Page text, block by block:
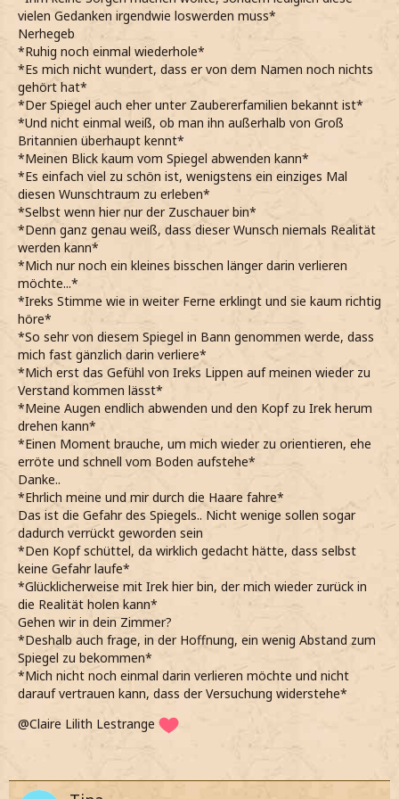
*wirklich Probleme habe, den Namen des Spiegels
auszusprechen, weshalb meinen Kopf schütteln und Qiinn
bei seinen Worten interessiert anblicke*
Das sagt mir nichts…
*ehrlich zugebe und zu meinem Freund schaue, der nun
selbst vor den Spiegel tritt und hineinschaut*
*spüre, wie mich ein wohlig, warmer Schauer durchfährt,
als er meint, dass es unseren tiefsten Wunsch
widerspiegelt und im selben Moment auch spüre, dass mir
eigentlich nichts anderes wünsche, auch wenn dafür meine
Familie hinter mir lassen müsste*
*aber andererseits nicht mich selbst verleugnen und zu
dem stehen will, was mich ausmacht und was ich bin*
U-Und? Was siehst du, Quinn?
*leise vor mich hinflüstere und Quinn neugierig ansehe*
*er so unglaublich fasziniert und gebannt zu sein scheint,
bei seinem Blick in den Spiegel und automatisch auch
wissen will, was er sieht*
*mich dann auch neben ihn setze, als Quinn sich auf den
Boden sinken lässt und seinen Blick von dem Spiegel gar
nicht mehr abwenden kann*
*versuche einen Blick in den Spiegel zu erhaschen, aber
nichts erkennen kann, dass mir Aufschluss darüber geben
könnte, was er sieht*
Und? Was siehst du Quinn?
*leise meine Worte wiederhole und ihn anschaue*
*mir allmählich um meinen Freund Sorgen mache, weil er
sich plötzlich gar nicht mehr von dem Spiegel lösen kann*
Quinn…?!
*sanft seine Hand in meine nehme, um ihn wieder in die
Realität zurückzu holen, aber er alles um sich herum
auszublenden scheint*
D-Das ist nicht wirklich, Quinn.
Horst du mir?
*versuche seine Aufmerksamkeit aufschreiben zu lenken,
aber das Gefühl habe, erfolglos zu bleiben*
Das ist alles in dein Gedanken…
*weiterrede und nun beschließe, ihm einen Kuss zu geben,
damit er endlich von dieser Wunschvorstellung los
kommt*
*ZS*
vielen Gedanken irgendwie loswerden muss*
Nerhegeb
*Ruhig noch einmal wiederhole*
*Es mich nicht wundert, dass er von dem Namen noch nichts
gehört hat*
*Der Spiegel auch eher unter Zaubererfamilien bekannt ist*
*Und nicht einmal weiß, ob man ihn außerhalb von Groß
Britannien überhaupt kennt*
*Meinen Blick kaum vom Spiegel abwenden kann*
*Es einfach viel zu schön ist, wenigstens ein einziges Mal
diesen Wunschtraum zu erleben*
*Selbst wenn hier nur der Zuschauer bin*
*Denn ganz genau weiß, dass dieser Wunsch niemals Realität
werden kann*
*Mich nur noch ein kleines bisschen länger darin verlieren
möchte...*
*Ireks Stimme wie in weiter Ferne erklingt und sie kaum richtig
höre*
*So sehr von diesem Spiegel in Bann genommen werde, dass
mich fast gänzlich darin verliere*
*Mich erst das Gefühl von Ireks Lippen auf meinen wieder zu
Verstand kommen lässt*
*Meine Augen endlich abwenden und den Kopf zu Irek herum
drehen kann*
*Einen Moment brauche, um mich wieder zu orientieren, ehe
erröte und schnell vom Boden aufstehe*
Danke..
*Ehrlich meine und mir durch die Haare fahre*
Das ist die Gefahr des Spiegels.. Nicht wenige sollen sogar
dadurch verrückt geworden sein
*Den Kopf schüttel, da wirklich gedacht hätte, dass selbst
keine Gefahr laufe*
*Glücklicherweise mit Irek hier bin, der mich wieder zurück in
die Realität holen kann*
Gehen wir in dein Zimmer?
*Deshalb auch frage, in der Hoffnung, ein wenig Abstand zum
Spiegel zu bekommen*
*Mich nicht noch einmal darin verlieren möchte und nicht
darauf vertrauen kann, dass der Versuchung widerstehe*
@Claire Lilith Lestrange